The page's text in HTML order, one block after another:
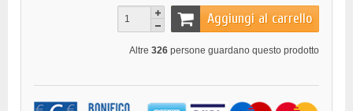
Aggiungi al carrello
Altre 326 persone guardano questo prodotto